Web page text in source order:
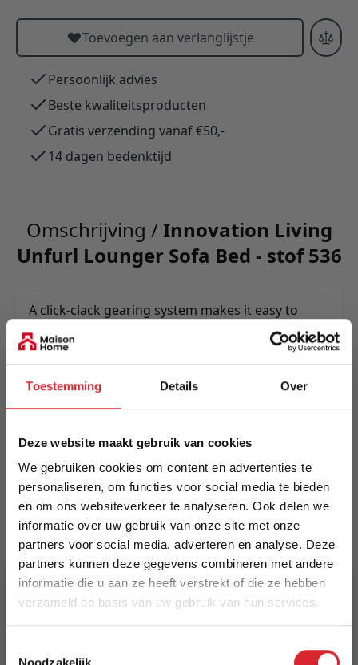
Toestemming Details Over
Deze website maakt gebruik van cookies
We gebruiken cookies om content en advertenties te
personaliseren, om functies voor social media te bieden
en om ons websiteverkeer te analyseren. Ook delen we
informatie over uw gebruik van onze site met onze
partners voor social media, adverteren en analyse. Deze
partners kunnen deze gegevens combineren met andere
informatie die u aan ze heeft verstrekt of die ze hebben
verzameld op basis van uw gebruik van hun services.
Noodzakelijk
Toevoegen aan verlanglijstje
Persoonlijk advies
Beste kwaliteitsproducten
Gratis verzending vanaf €50,-
14 dagen bedenktijd
Omschrijving /Innovation Living
Unfurl Lounger Sofa Bed - stof 536
A click-clack gearing system makes it easy to
adjust whether in sit, lounge or sleep mode.
Made on a strong and durable metal frame.
Meer informatie
Merk
Innovation Living
EAN
5700110882644
Prijs
€ 1.998,00
Levertijd